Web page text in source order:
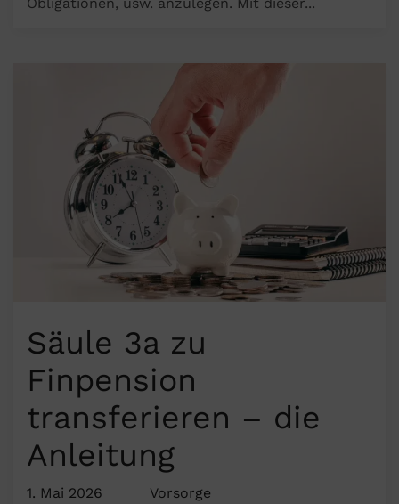
Säule 3a zu
Finpension
transferieren – die
Anleitung
1. Mai 2026
Vorsorge